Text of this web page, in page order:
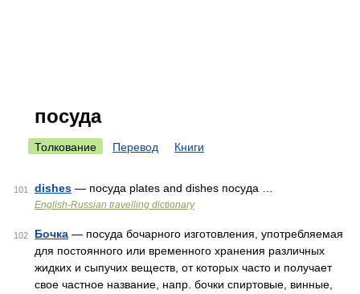
посуда
Толкование Перевод Книги
101 dishes — посуда plates and dishes посуда …
English-Russian travelling dictionary
102 Бочка — посуда бочарного изготовления, употребляемая
для постоянного или временного хранения различных
жидких и сыпучих веществ, от которых часто и получает
свое частное название, напр. бочки спиртовые, винные,